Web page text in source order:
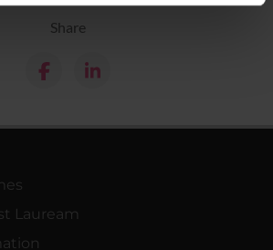
occupano di analisi dei dati web,
che hai fornito loro o che hanno
Share
Lauream